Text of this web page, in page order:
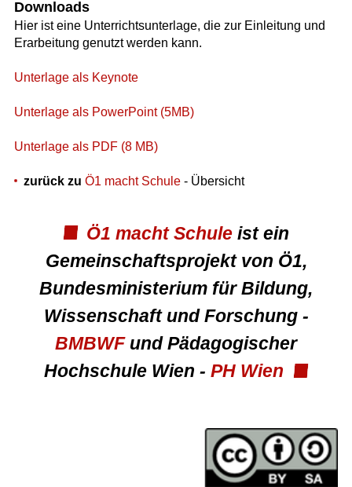
Downloads
Hier ist eine Unterrichtsunterlage, die zur Einleitung und
Erarbeitung genutzt werden kann.
Unterlage als Keynote
Unterlage als PowerPoint (5MB)
Unterlage als PDF (8 MB)
zurück zu Ö1 macht Schule- Übersicht
Ö1 macht Schule ist ein
Gemeinschaftsprojekt von Ö1,
Bundesministerium für Bildung,
Wissenschaft und Forschung -
BMBWFund Pädagogischer
Hochschule Wien - PH Wien